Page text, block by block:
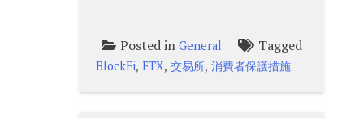
Posted in General Tagged
BlockFi,FTX,交易所,消費者保護措施